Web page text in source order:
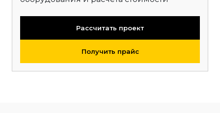
Рассчитать проект
Получить прайс